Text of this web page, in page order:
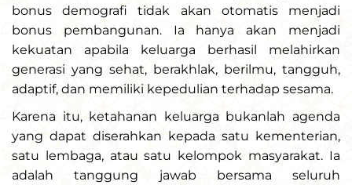
bonus demografi tidak akan otomatis menjadi
bonus pembangunan. Ia hanya akan menjadi
kekuatan apabila keluarga berhasil melahirkan
generasi yang sehat, berakhlak, berilmu, tangguh,
adaptif, dan memiliki kepedulian terhadap sesama.
Karena itu, ketahanan keluarga bukanlah agenda
yang dapat diserahkan kepada satu kementerian,
satu lembaga, atau satu kelompok masyarakat. Ia
adalah tanggung jawab bersama seluruh